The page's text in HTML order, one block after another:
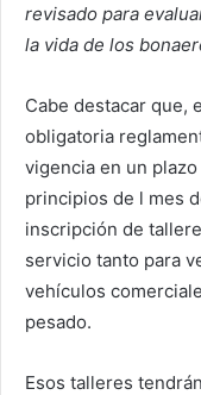
revisado para
la vida de los
Cabe destacar que,
obligatoria
vigencia en un
principios de l mes
inscripción de
servicio tanto para
vehículos
pesado.
Esos talleres tendrán